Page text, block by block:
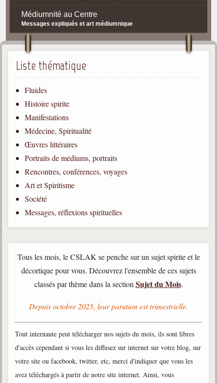
Médiumnité au Centre
Messages expliqués et art médiumnique
Contact / Accès
Plan d'accès
La doctrine Spirite
Les bases du spiritisme
Philosophie
La doctrine d'Allan Kardec
But des manifestations spirites
Esprits
Les hommes
Allan Kardec
1804-1869
1846-1927
1857-1926
1910-2002
Liste thématique
Fluides
Histoire spirite
Manifestations
Médecine, Spiritualité
Œuvres littéraires
Portraits de médiums, portraits
Rencontres, conférences, voyages
Art et Spiritisme
Société
Messages, réflexions spirituelles
Tous les mois, le CSLAK se penche sur un sujet spirite et le
décortique pour vous. Découvrez l'ensemble de ces sujets
classés par thème dans la section Sujet du Mois.
Depuis octobre 2025, leur parution est trimestrielle.
Tout internaute peut télécharger nos sujets du mois, ils sont libres
d'accès cependant si vous les diffusez sur internet sur votre blog, sur
votre site ou facebook, twitter, etc, merci d'indiquer que vous les
avez téléchargés à partir de notre site internet. Ainsi, vous